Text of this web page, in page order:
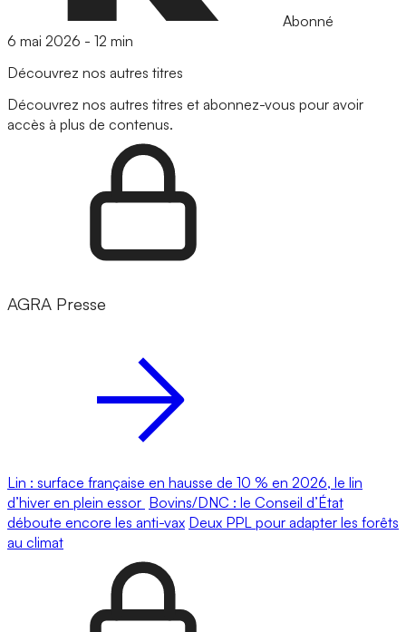
Abonné
6 mai 2026 - 12 min
Découvrez nos autres titres
Découvrez nos autres titres et abonnez-vous pour avoir
accès à plus de contenus.
AGRA Presse
Lin : surface française en hausse de 10 % en 2026, le lin
d’hiver en plein essor Bovins/DNC : le Conseil d’État
déboute encore les anti-vax Deux PPL pour adapter les forêts
au climat